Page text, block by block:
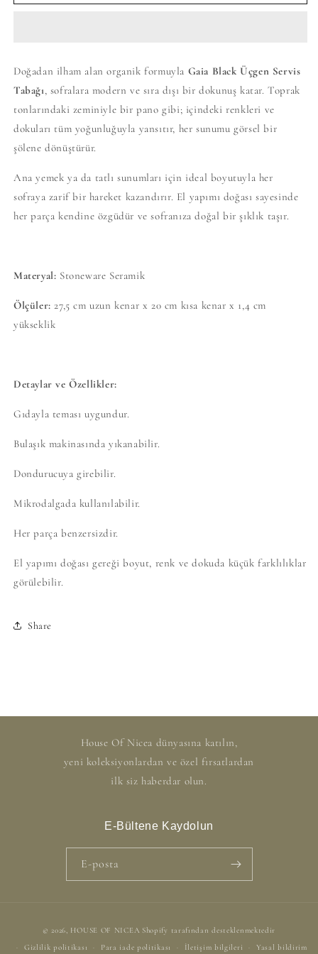
Doğadan ilham alan organik formuyla Gaia Black Üçgen Servis
Tabağı, sofralara modern ve sıra dışı bir dokunuş katar. Toprak
tonlarındaki zeminiyle bir pano gibi; içindeki renkleri ve
dokuları tüm yoğunluğuyla yansıtır, her sunumu görsel bir
şölene dönüştürür.
Ana yemek ya da tatlı sunumları için ideal boyutuyla her
sofraya zarif bir hareket kazandırır. El yapımı doğası sayesinde
her parça kendine özgüdür ve sofranıza doğal bir şıklık taşır.
Materyal: Stoneware Seramik
Ölçüler: 27,5 cm uzun kenar x 20 cm kısa kenar x 1,4 cm
yükseklik
Detaylar ve Özellikler:
Gıdayla teması uygundur.
Bulaşık makinasında yıkanabilir.
Dondurucuya girebilir.
Mikrodalgada kullanılabilir.
Her parça benzersizdir.
El yapımı doğası gereği boyut, renk ve dokuda küçük farklılıklar
görülebilir.
Share
House Of Nicea dünyasına katılın,
yeni koleksiyonlardan ve özel fırsatlardan
ilk siz haberdar olun.
E-Bültene Kaydolun
E-posta
yöntemleri
© 2026, HOUSE OF NICEA Shopify tarafından desteklenmektedir
Gizlilik politikası
Para iade politikası İletişim bilgileri Yasal bildirim